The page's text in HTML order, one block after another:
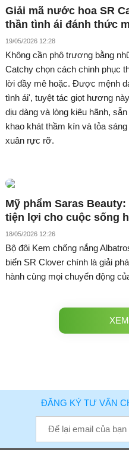
Giải mã nước hoa SR
thần tình ái đánh thức
19/05/2026 12:28
Không cần phô trương bằng
Catchy chọn cách chinh phục
lời đầy mê hoặc. Được mệnh
tình ái', tuyệt tác giọt hương
dịu dàng và lòng kiêu hãnh,
khao khát thầm kín và tỏa
xuân rực rỡ.
Mỹ phẩm Saras
tiện lợi cho cuộc sống
18/05/2026 12:26
Bộ đôi Kem chống nắng
biển SR Clover chính là giải
hành cùng mọi chuyển động
ĐĂNG KÝ TƯ VẤN